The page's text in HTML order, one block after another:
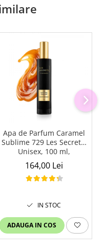
Apa de Parfum Caramel
Sublime 729 Les Secrets,
Unisex, 100 ml,
Equivalenza
164,00 Lei
IN STOC
ADAUGA IN COS